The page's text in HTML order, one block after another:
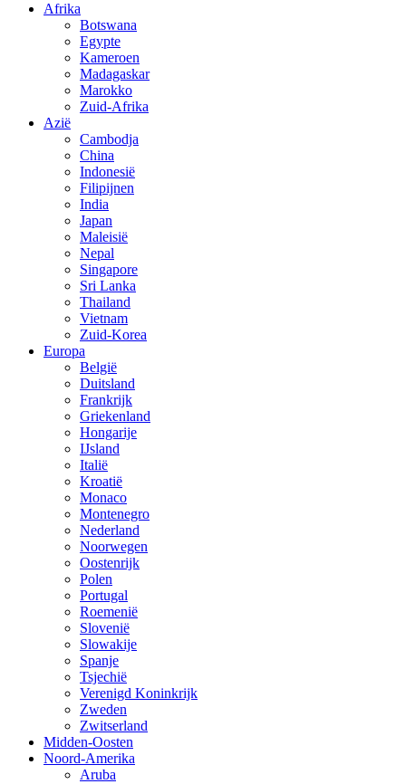
Afrika
Botswana
Egypte
Kameroen
Madagaskar
Marokko
Zuid-Afrika
Azië
Cambodja
China
Indonesië
Filipijnen
India
Japan
Maleisië
Nepal
Singapore
Sri Lanka
Thailand
Vietnam
Zuid-Korea
Europa
België
Duitsland
Frankrijk
Griekenland
Hongarije
IJsland
Italië
Kroatië
Monaco
Montenegro
Nederland
Noorwegen
Oostenrijk
Polen
Portugal
Roemenië
Slovenië
Slowakije
Spanje
Tsjechië
Verenigd Koninkrijk
Zweden
Zwitserland
Midden-Oosten
Noord-Amerika
Aruba